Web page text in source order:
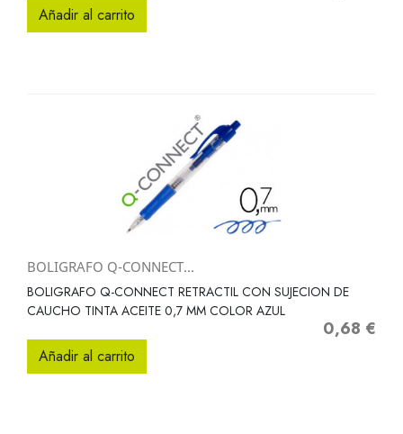
Añadir al carrito
BOLIGRAFO Q-CONNECT...
BOLIGRAFO Q-CONNECT RETRACTIL CON SUJECION DE
CAUCHO TINTA ACEITE 0,7 MM COLOR AZUL
Precio
0,68 €
Añadir al carrito